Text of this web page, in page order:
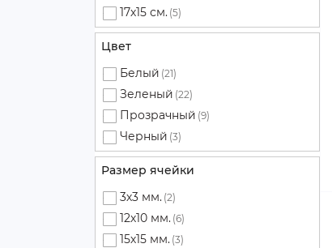
17х15 см. (5)
Цвет
Белый (21)
Зеленый (22)
Прозрачный (9)
Черный (3)
Размер ячейки
3х3 мм. (2)
12х10 мм. (6)
15х15 мм. (3)